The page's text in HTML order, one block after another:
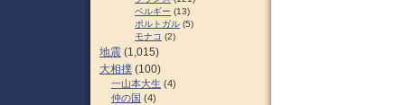
ベルギー (13)
ポルトガル (5)
モナコ (2)
地震 (1,015)
大相撲 (100)
一山本大生 (4)
仲の国 (4)